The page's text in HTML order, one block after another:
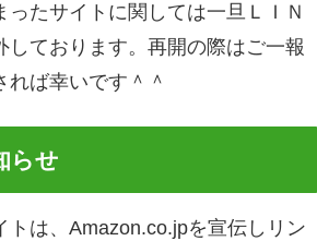
ったサイトに関しては一旦ＬＩＮ
しております。再開の際はご一報
れば幸いです＾＾
らせ
トは、Amazon.co.jpを宣伝しリン